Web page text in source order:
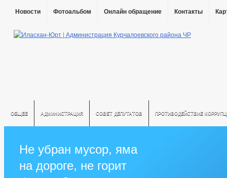
Новости Фотоальбом Онлайн обращение Контакты
ОБЩЕЕ АДМИНИСТРАЦИЯ СОВЕТ ДЕПУТАТОВ ПРОТИВОДЕЙСТВИЕ
Не убран мусор, яма
на дороге, не горит